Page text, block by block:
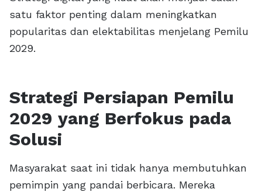
satu faktor penting dalam meningkatkan
popularitas dan elektabilitas menjelang Pemilu
2029.
Strategi Persiapan Pemilu
2029 yang Berfokus pada
Solusi
Masyarakat saat ini tidak hanya membutuhkan
pemimpin yang pandai berbicara. Mereka